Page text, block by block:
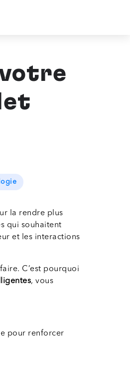
la rendre plus
qui souhaitent
et les interactions
C’est pourquoi
, vous
pour renforcer